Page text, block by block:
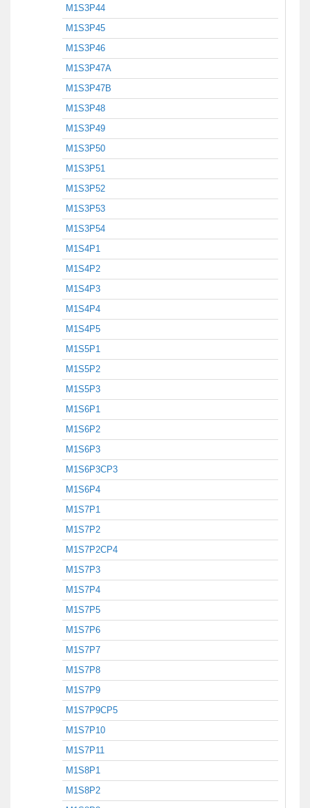
M1S3P44
M1S3P45
M1S3P46
M1S3P47A
M1S3P47B
M1S3P48
M1S3P49
M1S3P50
M1S3P51
M1S3P52
M1S3P53
M1S3P54
M1S4P1
M1S4P2
M1S4P3
M1S4P4
M1S4P5
M1S5P1
M1S5P2
M1S5P3
M1S6P1
M1S6P2
M1S6P3
M1S6P3CP3
M1S6P4
M1S7P1
M1S7P2
M1S7P2CP4
M1S7P3
M1S7P4
M1S7P5
M1S7P6
M1S7P7
M1S7P8
M1S7P9
M1S7P9CP5
M1S7P10
M1S7P11
M1S8P1
M1S8P2